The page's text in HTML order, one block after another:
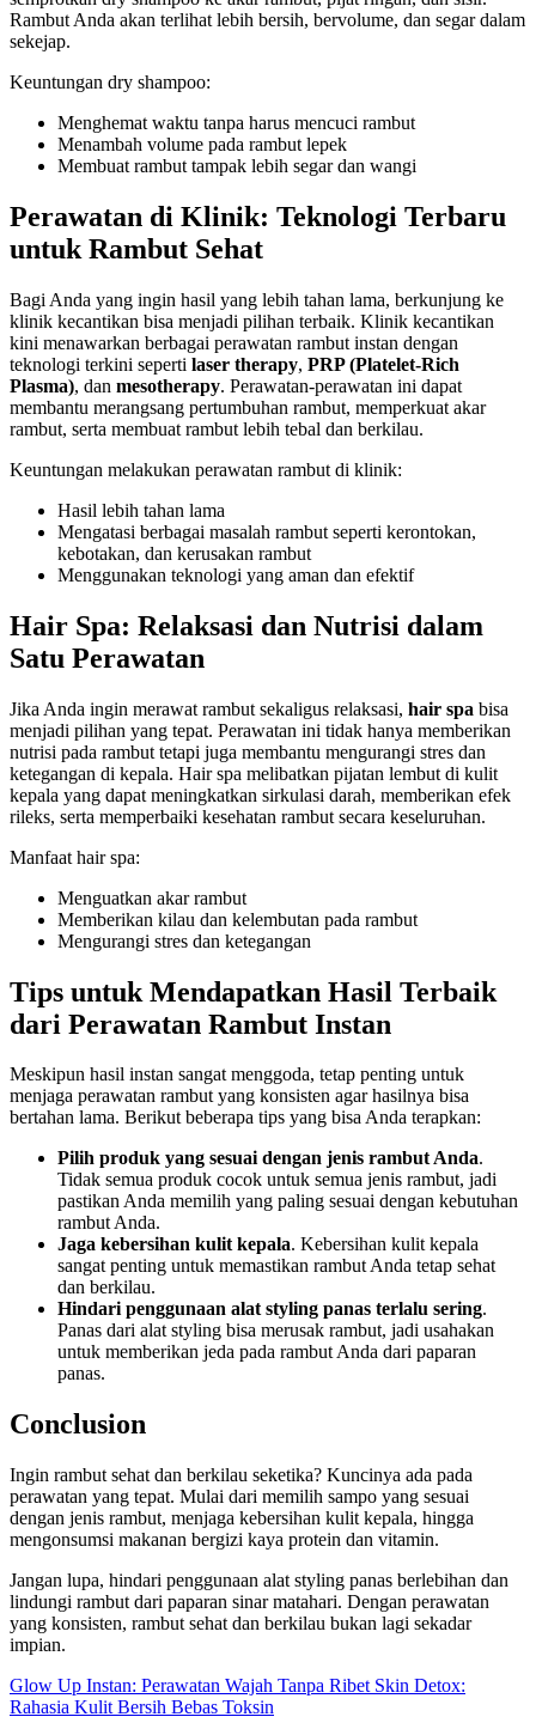
Rambut Anda akan terlihat lebih bersih, bervolume, dan segar dalam
sekejap.
Keuntungan dry shampoo:
Menghemat waktu tanpa harus mencuci rambut
Menambah volume pada rambut lepek
Membuat rambut tampak lebih segar dan wangi
Perawatan di Klinik: Teknologi Terbaru
untuk Rambut Sehat
Bagi Anda yang ingin hasil yang lebih tahan lama, berkunjung ke
klinik kecantikan bisa menjadi pilihan terbaik. Klinik kecantikan
kini menawarkan berbagai perawatan rambut instan dengan
teknologi terkini seperti laser therapy, PRP (Platelet-Rich
Plasma), dan mesotherapy. Perawatan-perawatan ini dapat
membantu merangsang pertumbuhan rambut, memperkuat akar
rambut, serta membuat rambut lebih tebal dan berkilau.
Keuntungan melakukan perawatan rambut di klinik:
Hasil lebih tahan lama
Mengatasi berbagai masalah rambut seperti kerontokan,
kebotakan, dan kerusakan rambut
Menggunakan teknologi yang aman dan efektif
Hair Spa: Relaksasi dan Nutrisi dalam
Satu Perawatan
Jika Anda ingin merawat rambut sekaligus relaksasi, hair spa bisa
menjadi pilihan yang tepat. Perawatan ini tidak hanya memberikan
nutrisi pada rambut tetapi juga membantu mengurangi stres dan
ketegangan di kepala. Hair spa melibatkan pijatan lembut di kulit
kepala yang dapat meningkatkan sirkulasi darah, memberikan efek
rileks, serta memperbaiki kesehatan rambut secara keseluruhan.
Manfaat hair spa:
Menguatkan akar rambut
Memberikan kilau dan kelembutan pada rambut
Mengurangi stres dan ketegangan
Tips untuk Mendapatkan Hasil Terbaik
dari Perawatan Rambut Instan
Meskipun hasil instan sangat menggoda, tetap penting untuk
menjaga perawatan rambut yang konsisten agar hasilnya bisa
bertahan lama. Berikut beberapa tips yang bisa Anda terapkan:
Pilih produk yang sesuai dengan jenis rambut Anda.
Tidak semua produk cocok untuk semua jenis rambut, jadi
pastikan Anda memilih yang paling sesuai dengan kebutuhan
rambut Anda.
Jaga kebersihan kulit kepala. Kebersihan kulit kepala
sangat penting untuk memastikan rambut Anda tetap sehat
dan berkilau.
Hindari penggunaan alat styling panas terlalu sering.
Panas dari alat styling bisa merusak rambut, jadi usahakan
untuk memberikan jeda pada rambut Anda dari paparan
panas.
Conclusion
Ingin rambut sehat dan berkilau seketika? Kuncinya ada pada
perawatan yang tepat. Mulai dari memilih sampo yang sesuai
dengan jenis rambut, menjaga kebersihan kulit kepala, hingga
mengonsumsi makanan bergizi kaya protein dan vitamin.
Jangan lupa, hindari penggunaan alat styling panas berlebihan dan
lindungi rambut dari paparan sinar matahari. Dengan perawatan
yang konsisten, rambut sehat dan berkilau bukan lagi sekadar
impian.
Glow Up Instan: Perawatan Wajah Tanpa Ribet Skin Detox:
Rahasia Kulit Bersih Bebas Toksin